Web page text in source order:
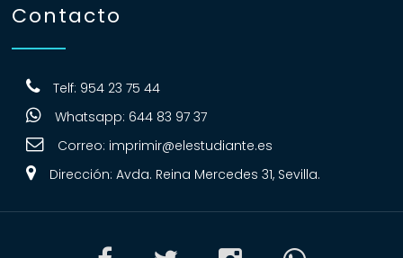
Contacto
Telf: 954 23 75 44
Whatsapp: 644 83 97 37
Correo: imprimir@elestudiante.es
Dirección: Avda. Reina Mercedes 31, Sevilla.